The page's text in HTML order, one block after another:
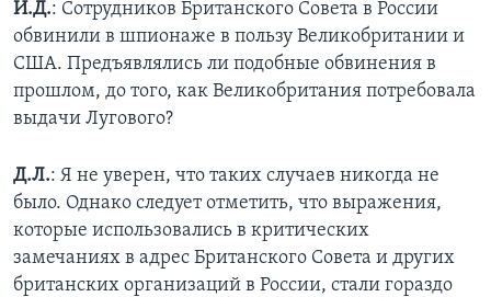
И.Д.: Сотрудников Британского Совета в России
обвинили в шпионаже в пользу Великобритании и
США. Предъявлялись ли подобные обвинения в
прошлом, до того, как Великобритания потребовала
выдачи Лугового?
Д.Л.: Я не уверен, что таких случаев никогда не
было. Однако следует отметить, что выражения,
которые использовались в критических
замечаниях в адрес Британского Совета и других
британских организаций в России, стали гораздо